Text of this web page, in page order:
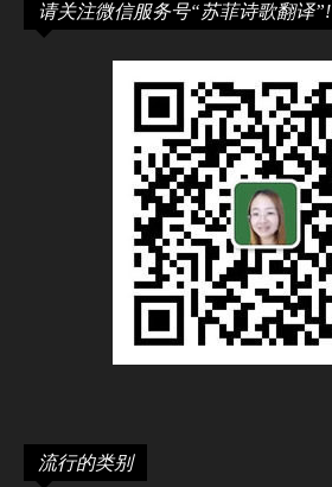
请关注微信服务号“苏菲诗歌翻译”!
流行的类别